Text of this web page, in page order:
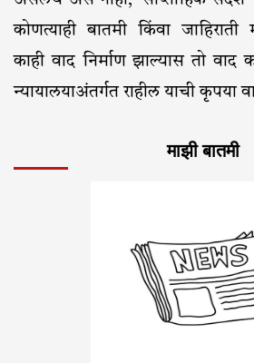
कोणत्याही बातमी किंवा
काही वाद निर्माण झाल्यास तो वाद
न्यायालयाअंतर्गत राहील याची कृपया
माझी बातमी